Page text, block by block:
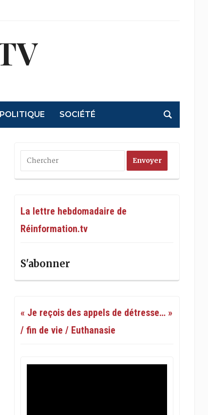
POLITIQUE SOCIÉTÉ
La lettre hebdomadaire de
Réinformation.tv
S'abonner
« Je reçois des appels de détresse… »
/ fin de vie / Euthanasie